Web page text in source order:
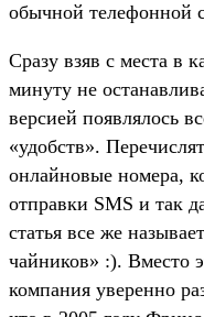
обычной телефонной
Сразу взяв с места в
минуту не
версией появлялось
«удобств».
онлайновые номера,
отправки SMS и так
статья все же
чайников» :). Вместо
компания уверенно